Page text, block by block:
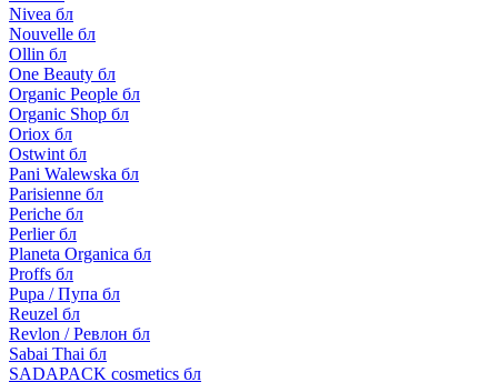
Nivea бл
Nouvelle бл
Ollin бл
One Beauty бл
Organic People бл
Organic Shop бл
Oriox бл
Ostwint бл
Pani Walewska бл
Parisienne бл
Periche бл
Perlier бл
Planeta Organica бл
Proffs бл
Pupa / Пупа бл
Reuzel бл
Revlon / Ревлон бл
Sabai Thai бл
SADAPACK cosmetics бл